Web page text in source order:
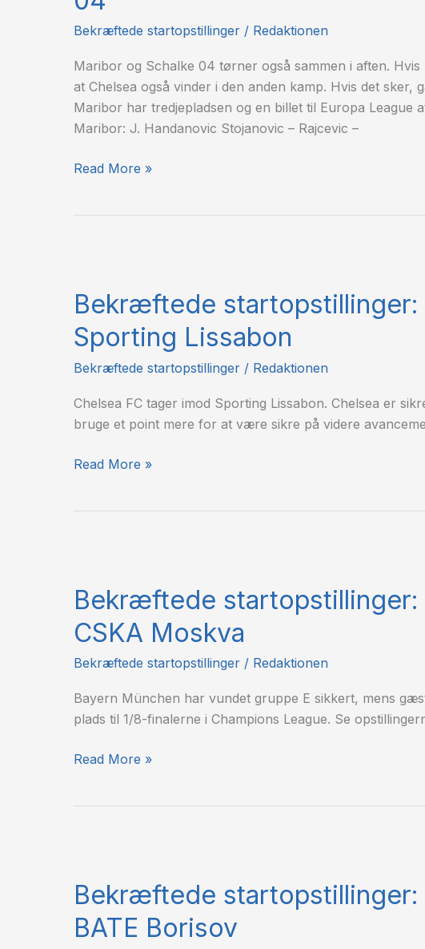
Bekræftede startopstillinger / Redaktionen
Maribor og Schalke 04 tørner også sammen i aften.
at Chelsea også vinder i den anden kamp. Hvis det sker,
Maribor har tredjepladsen og en billet til Europa League
Maribor: J. Handanovic Stojanovic – Rajcevic –
Schalke
04
Read More »
Bekræftede startopstillinger:
Sporting Lissabon
Bekræftede startopstillinger / Redaktionen
Chelsea FC tager imod Sporting Lissabon. Chelsea er
bruge et point mere for at være sikre på videre
Chelsea
–
Sporting
Read More »
Bekræftede startopstillinger:
CSKA Moskva
Bekræftede startopstillinger / Redaktionen
Bayern München har vundet gruppe E sikkert, mens
plads til 1/8-finalerne i Champions League. Se
Bayern
–
CSKA
Read More »
Bekræftede startopstillinger:
BATE Borisov
Athletic
–